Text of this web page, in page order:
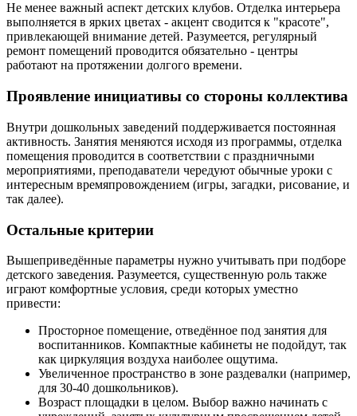
Не менее важный аспект детских клубов. Отделка интерьера
выполняется в ярких цветах - акцент сводится к "красоте",
привлекающей внимание детей. Разумеется, регулярный
ремонт помещений проводится обязательно - центры
работают на протяжении долгого времени.
Проявление инициативы со стороны коллектива
Внутри дошкольных заведений поддерживается постоянная
активность. Занятия меняются исходя из программы, отделка
помещения проводится в соответствии с праздничными
мероприятиями, преподаватели чередуют обычные уроки с
интересным времяпровождением (игры, загадки, рисование, и
так далее).
Остальные критерии
Вышеприведённые параметры нужно учитывать при подборе
детского заведения. Разумеется, существенную роль также
играют комфортные условия, среди которых уместно
привести:
Просторное помещение, отведённое под занятия для
воспитанников. Компактные кабинеты не подойдут, так
как циркуляция воздуха наиболее ощутима.
Увеличенное пространство в зоне раздевалки (например,
для 30-40 дошкольников).
Возраст площадки в целом. Выбор важно начинать с